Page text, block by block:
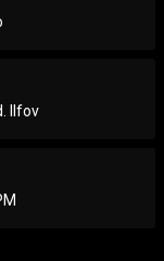
Ilfov